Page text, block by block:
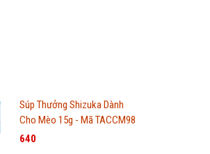
Súp Thưởng Shizuka Dành
Cho Mèo 15g - Mã TACCM98
640